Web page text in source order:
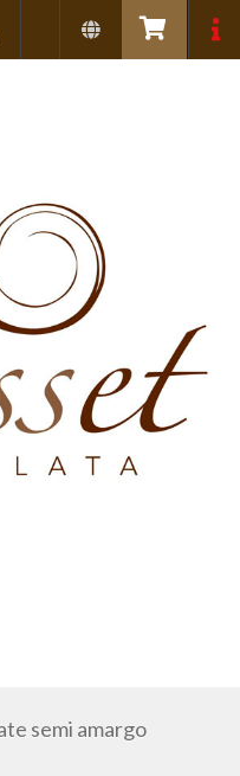
semi amargo